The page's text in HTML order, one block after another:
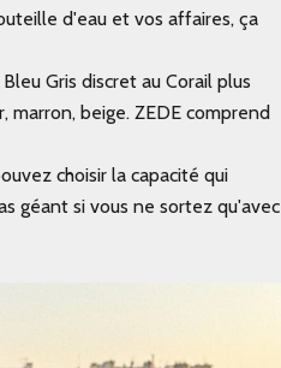
d'eau et vos affaires, ça
Gris discret au Corail plus
marron, beige. ZEDE comprend
choisir la capacité qui
géant si vous ne sortez qu'avec